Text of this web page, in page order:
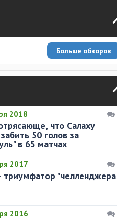
Больше обзоров
2018
что Салаху
50 голов за
в 65 матчах
2017
2016